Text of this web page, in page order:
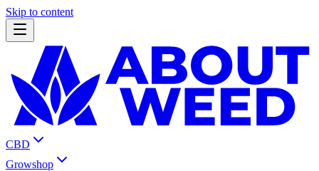
Skip to content
CBD
Growshop